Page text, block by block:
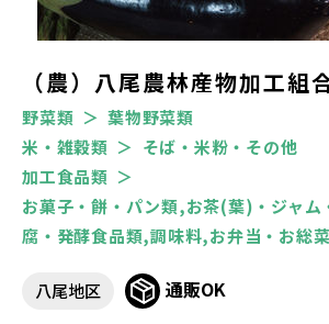
（農）八尾農林産物加工組
野菜類
葉物野菜類
米・雑穀類
そば・米粉・その他
加工食品類
お菓子・餅・パン類,お茶(葉)・ジャム
腐・発酵食品類,調味料,お弁当・お総
八尾地区 通販OK